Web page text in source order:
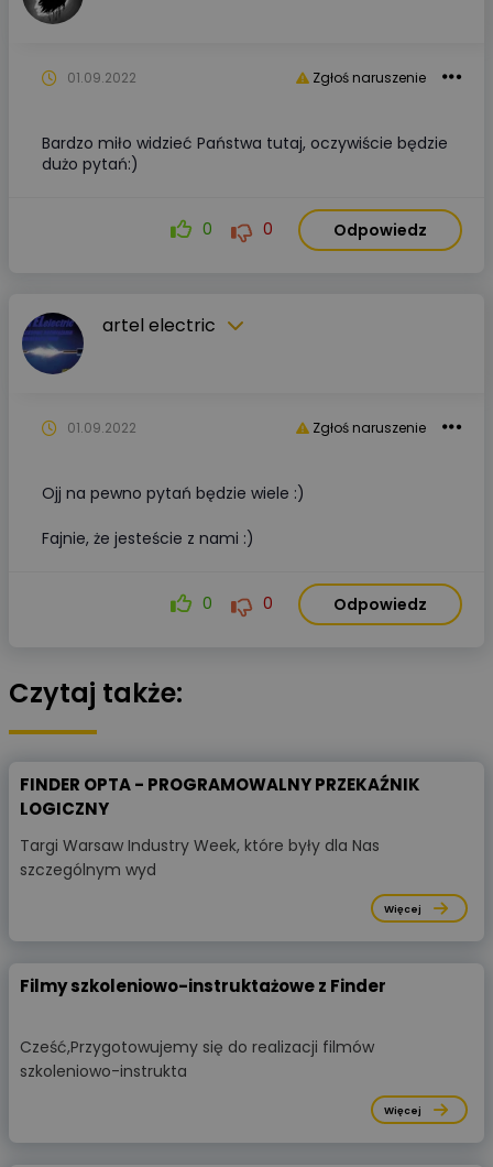
Zgłoś naruszenie
01.09.2022
Bardzo miło widzieć Państwa tutaj, oczywiście będzie
dużo pytań:)
0 0 Odpowiedz
artel electric
Zgłoś naruszenie
01.09.2022
Ojj na pewno pytań będzie wiele :)
Fajnie, że jesteście z nami :)
0 0 Odpowiedz
Czytaj także:
FINDER OPTA - PROGRAMOWALNY PRZEKAŹNIK
LOGICZNY
Targi Warsaw Industry Week, które były dla Nas
szczególnym wyd
Więcej
Filmy szkoleniowo-instruktażowe z Finder
Cześć,Przygotowujemy się do realizacji filmów
szkoleniowo-instrukta
Więcej